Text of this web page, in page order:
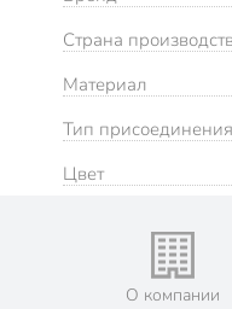
Страна
Материал
Тип присоединения
Цвет
О компании